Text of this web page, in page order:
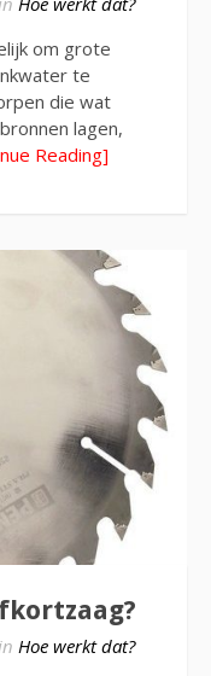
om grote
te
die wat
lagen,
Reading]
in Hoe werkt dat?